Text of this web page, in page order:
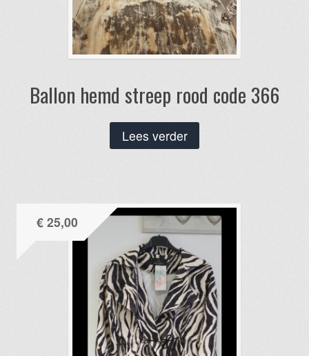
Ballon hemd streep rood code 366
Lees verder
€25,00